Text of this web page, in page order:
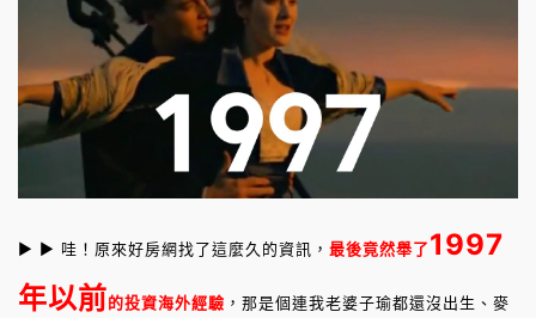
► ► 哇！原來好房網找了這麼久的資訊， 最後竟然舉了1997
年以前的投資海外經驗 ，那是個連我老婆子瑜都還沒出生、麥